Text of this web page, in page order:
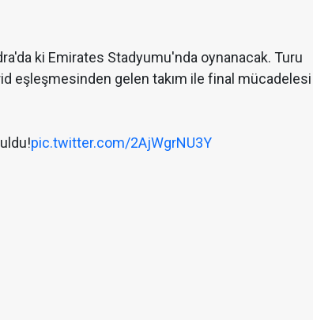
ki Emirates Stadyumu'nda oynanacak. Turu
eşleşmesinden gelen takım ile final mücadelesi
pic.twitter.com/2AjWgrNU3Y